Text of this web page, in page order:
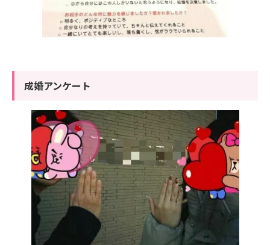
成婚アンケート